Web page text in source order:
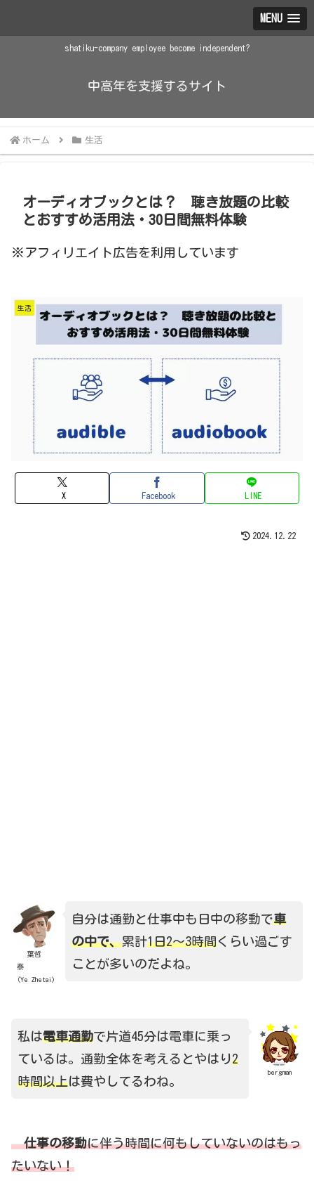
MENU
shatiku-company employee become independent?
中高年を支援するサイト
ホーム 生活
オーディオブックとは？ 聴き放題の比較
とおすすめ活用法・30日間無料体験
※アフィリエイト広告を利用しています
生活
X Facebook LINE
2024.12.22
葉哲
泰
（Ye Zhetai)
自分は通勤と仕事中も日中の移動で車
の中で、累計1日2～3時間くらい過ごす
ことが多いのだよね。
bergman
私は電車通勤で片道45分は電車に乗っ
ているは。通勤全体を考えるとやはり2
時間以上は費やしてるわね。
仕事の移動に伴う時間に何もしていないのはもっ
たいない！